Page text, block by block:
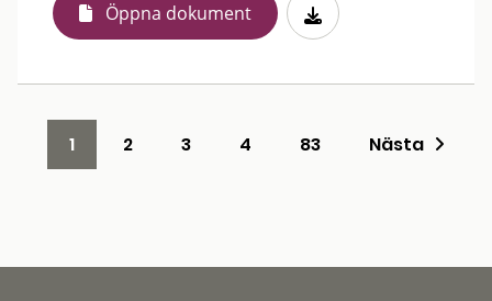
Öppna dokument
1 2 3 4 83 Nästa